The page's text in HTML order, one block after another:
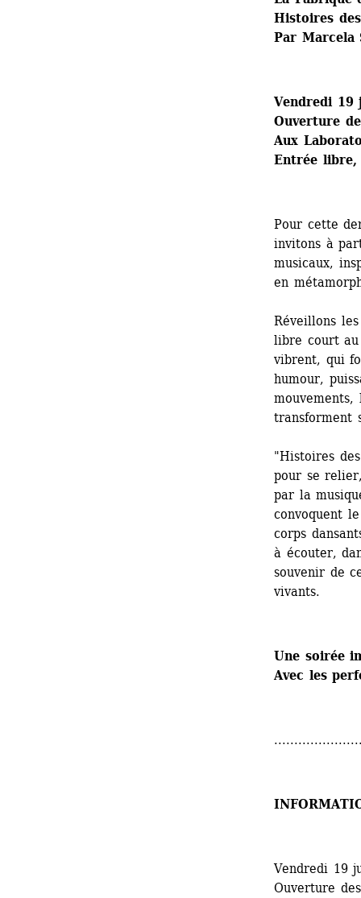
Histoires
Par Marcela
Vendredi 19
Ouverture
Aux
Entrée
Pour cette
invitons à
musicaux,
en
Réveillons
libre court au
vibrent, qui
humour,
transforment
"Histoires
pour se
par la
convoquent
corps
à écouter,
souvenir de
vivants.
Une soirée
Avec les
Vendredi 19
Ouverture